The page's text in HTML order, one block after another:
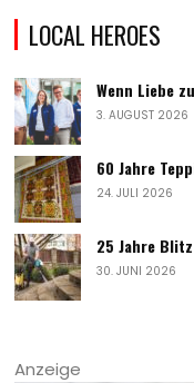
LOCAL HEROES
Wenn Liebe
3. AUGUST 2026
60 Jahre
24. JULI 2026
25 Jahre
30. JUNI 2026
Anzeige